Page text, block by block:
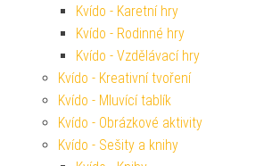
Kvído - Karetní hry
Kvído - Rodinné hry
Kvído - Vzdělávací hry
Kvído - Kreativní tvoření
Kvído - Mluvící tablík
Kvído - Obrázkové aktivity
Kvído - Sešity a knihy